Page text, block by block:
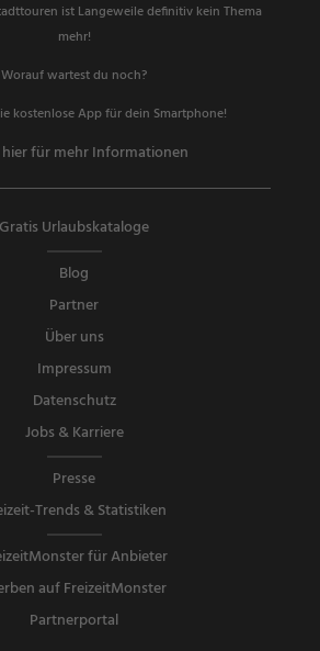
ist Langeweile definitiv kein Thema
mehr!
Worauf wartest du noch?
kostenlose App für dein Smartphone!
hier für mehr Informationen
Gratis Urlaubskataloge
Blog
Partner
Über uns
Impressum
Datenschutz
Jobs & Karriere
Presse
Trends & Statistiken
für Anbieter
auf FreizeitMonster
Partnerportal